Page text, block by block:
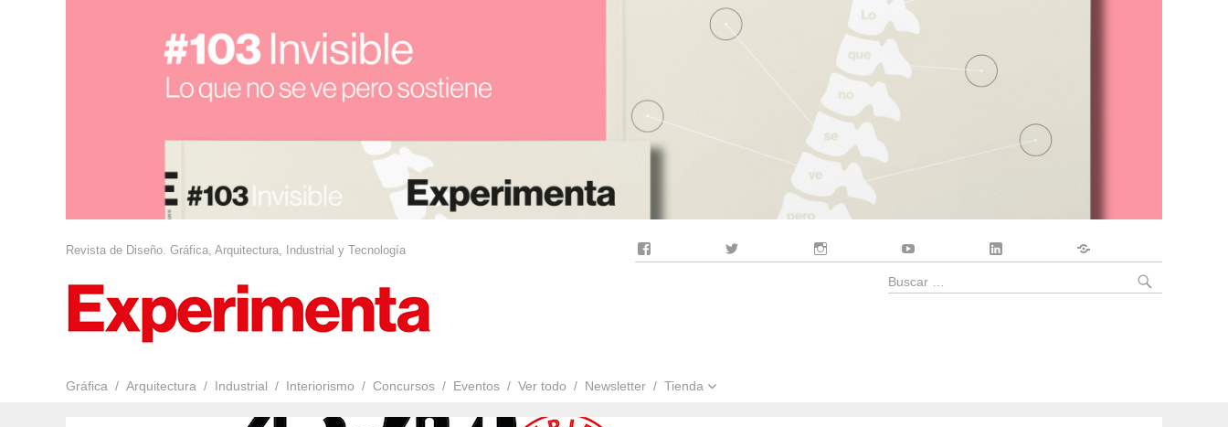
Revista de Diseño. Gráfica, Arquitectura, Industrial y Tecnología
Gráfica Arquitectura Industrial Interiorismo Concursos Eventos Ver todo Newsletter Tienda
Buscar